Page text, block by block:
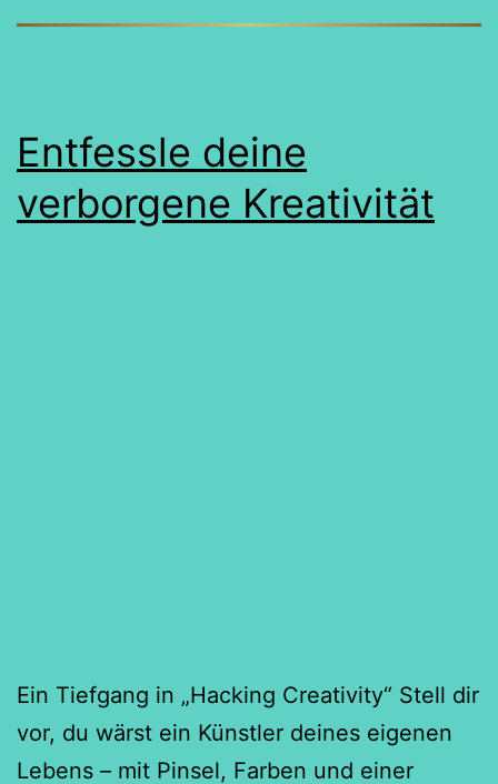
Entfessle deine
verborgene Kreativität
Ein Tiefgang in „Hacking Creativity“ Stell dir
vor, du wärst ein Künstler deines eigenen
Lebens – mit Pinsel, Farben und einer